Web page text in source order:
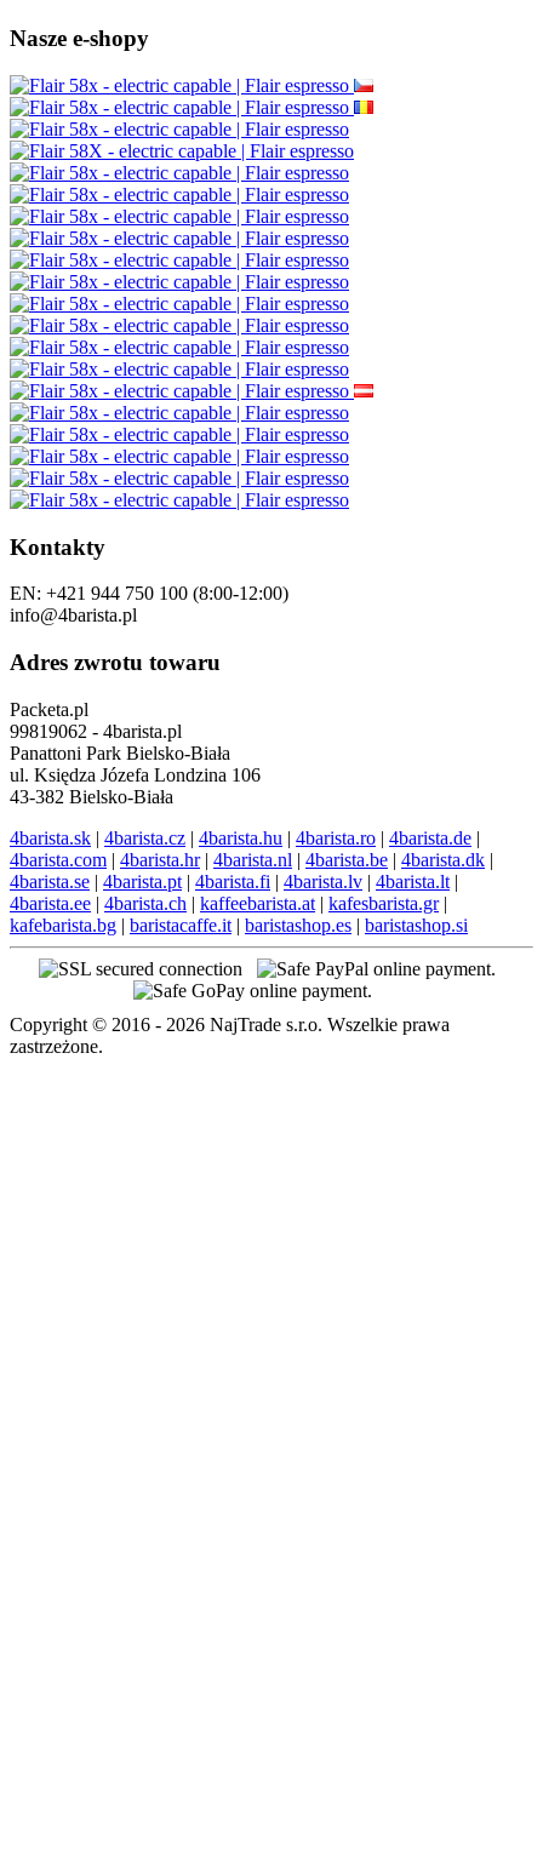
Nasze e-shopy
Kontakty
EN: +421 944 750 100 (8:00-12:00)
info@4barista.pl
Adres zwrotu towaru
Packeta.pl
99819062 - 4barista.pl
Panattoni Park Bielsko-Biała
ul. Księdza Józefa Londzina 106
43-382 Bielsko-Biała
4barista.sk | 4barista.cz | 4barista.hu | 4barista.ro | 4barista.de |
4barista.com | 4barista.hr| 4barista.nl | 4barista.be | 4barista.dk |
4barista.se | 4barista.pt | 4barista.fi | 4barista.lv | 4barista.lt |
4barista.ee | 4barista.ch | kaffeebarista.at | kafesbarista.gr|
kafebarista.bg | baristacaffe.it | baristashop.es | baristashop.si
Copyright © 2016 - 2026 NajTrade s.r.o. Wszelkie prawa
zastrzeżone.